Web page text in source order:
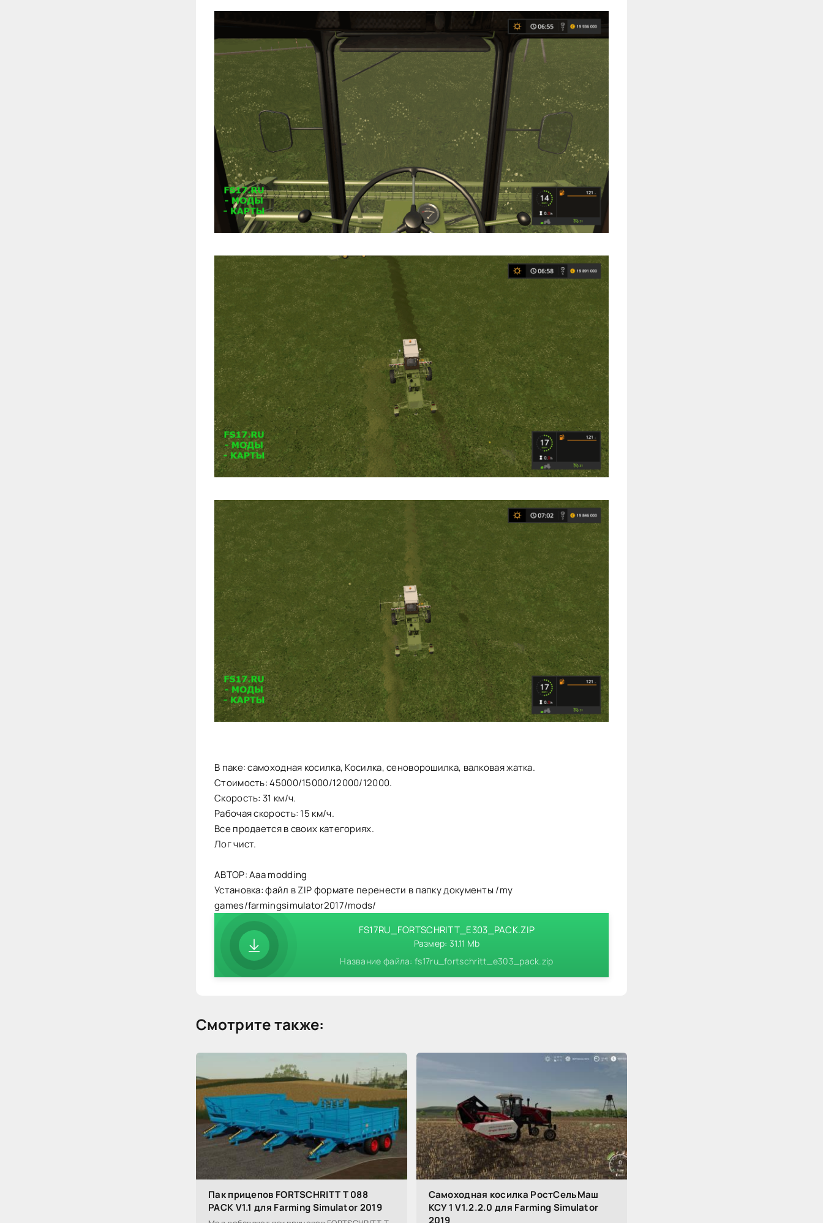
В паке: самоходная косилка, Косилка, сеноворошилка, валковая жатка.
Стоимость: 45000/15000/12000/12000.
Скорость: 31 км/ч.
Рабочая скорость: 15 км/ч.
Все продается в своих категориях.
Лог чист.
АВТОР: Aaa modding
Установка: файл в ZIP формате перенести в папку документы /my
games/farmingsimulator2017/mods/
FS17RU_FORTSCHRITT_E303_PACK.ZIP
Размер: 31.11 Mb
Название файла: fs17ru_fortschritt_e303_pack.zip
Смотрите также:
Пак прицепов FORTSCHRITT T 088
PACK V1.1 для Farming Simulator 2019
Самоходная косилка РостСельМаш
КСУ 1 V1.2.2.0 для Farming Simulator
2019